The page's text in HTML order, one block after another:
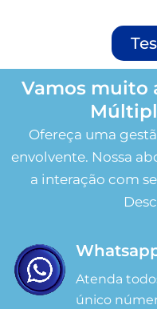
Vamos muito
Ofereça uma
envolvente. Nossa
a interação com
Atenda
único